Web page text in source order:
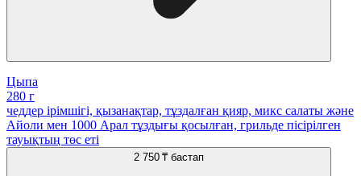
Цыпа
280 г
чеддер ірімшігі, қызанақтар, тұздалған қияр, микс салаты және
Айоли мен 1000 Арал тұздығы қосылған, грильде пісірілген
тауықтың төс еті
2 750 ₸ бастап